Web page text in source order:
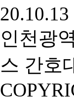
20.10.13
인천광
스 간호